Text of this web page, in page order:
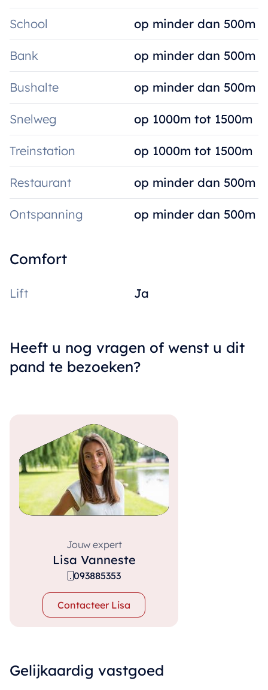
School op minder dan 500m
Bank op minder dan 500m
Bushalte op minder dan 500m
Snelweg op 1000m tot 1500m
Treinstation op 1000m tot 1500m
Restaurant op minder dan 500m
Ontspanning op minder dan 500m
Comfort
Lift Ja
Heeft u nog vragen of wenst u dit
pand te bezoeken?
Jouw expert
Lisa Vanneste
093885353
Contacteer Lisa
Gelijkaardig vastgoed